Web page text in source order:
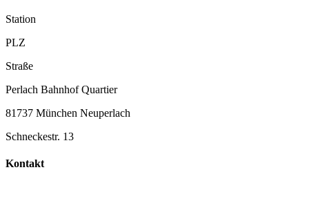
Station
PLZ
Straße
Perlach Bahnhof Quartier
81737 München Neuperlach
Schneckestr. 13
Kontakt